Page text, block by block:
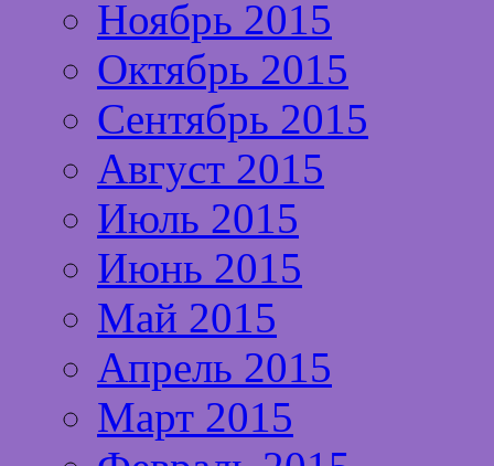
Ноябрь 2015
Октябрь 2015
Сентябрь 2015
Август 2015
Июль 2015
Июнь 2015
Май 2015
Апрель 2015
Март 2015